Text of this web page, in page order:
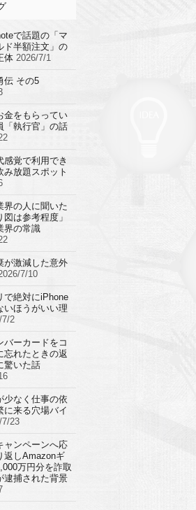
で話題の「マ
ド半額注文」の
体 2026/7/1
伝 その5
金をもらってい
「執行官」の話
感覚で利用でき
み放題スポット
界の人に聞いた
図は参考程度」
界の常識
が激減した意外
7/10
で絶対にiPhone
いほうがいい理
7/2
バーカードをコ
忘れたときの返
驚いた話
少なく仕事の依
に来る穴場バイ
7/23
ャンペーンへ応
返しAmazonギ
万円分を詐取
逮捕された背景